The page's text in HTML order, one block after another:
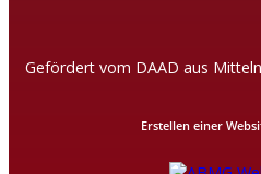
Gefördert vom DAAD aus
Erstellen einer